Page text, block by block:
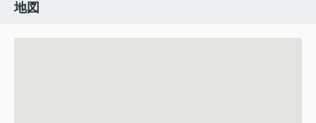
地図